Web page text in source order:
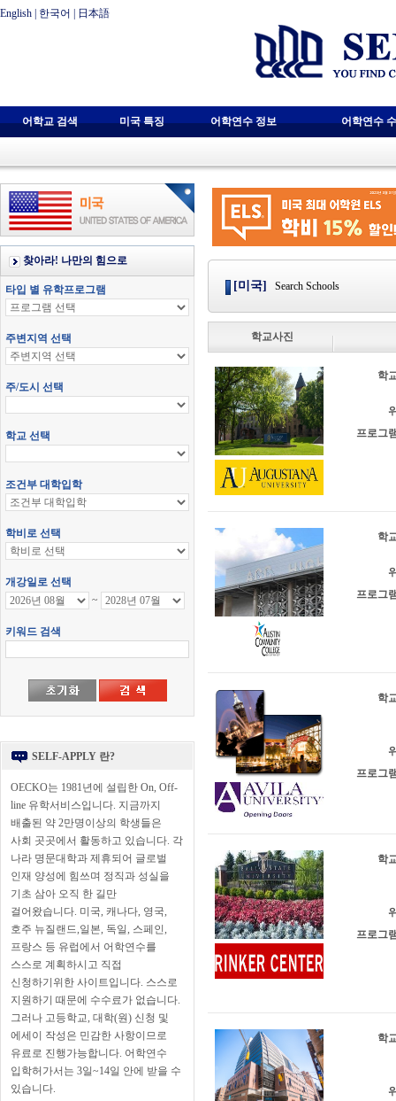
English 한국어 日本語
어학교 검색 미국 특징 어학연수 정보 어학연수
SELF-APPLY 란?
OECKO는 1981년에 설립한 On, Off-
line 유학서비스입니다. 지금까지
배출된 약 2만명이상의 학생들은
사회 곳곳에서 활동하고 있습니다. 각
나라 명문대학과 제휴되어 글로벌
인재 양성에 힘쓰며 정직과 성실을
기초 삼아 오직 한 길만
걸어왔습니다. 미국, 캐나다, 영국,
호주 뉴질랜드,일본, 독일, 스페인,
프랑스 등 유럽에서 어학연수를
스스로 계획하시고 직접
신청하기위한 사이트입니다. 스스로
지원하기 때문에 수수료가 없습니다.
그러나 고등학교, 대학(원) 신청 및
에세이 작성은 민감한 사항이므로
유료로 진행가능합니다. 어학연수
입학허가서는 3일~14일 안에 받을 수
있습니다.
[미국] Search Schools
학교사진
학
프로그
학
프로그
학
프로그
학
프로그
학